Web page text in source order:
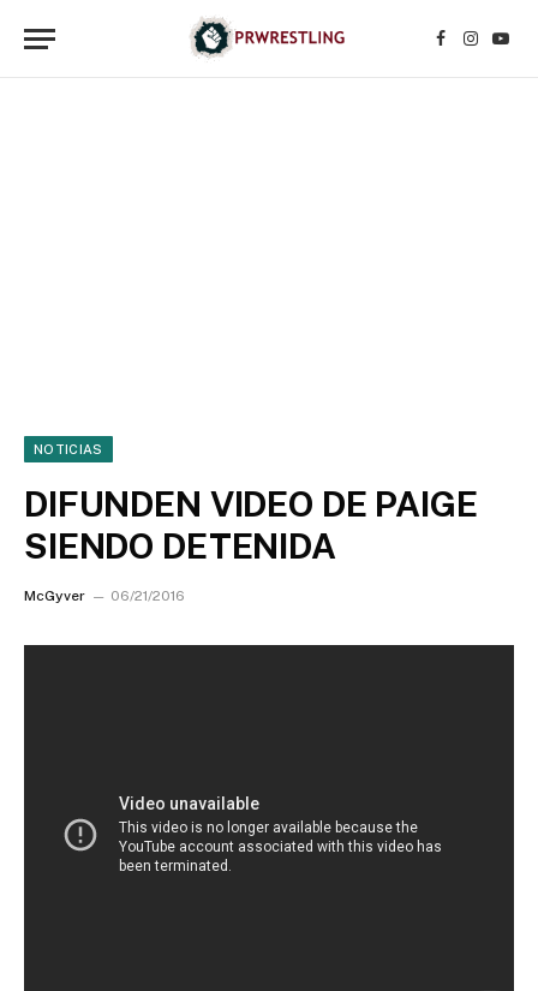
Facebook
NOTICIAS
DIFUNDEN VIDEO DE PAIGE
SIENDO DETENIDA
McGyver 06/21/2016